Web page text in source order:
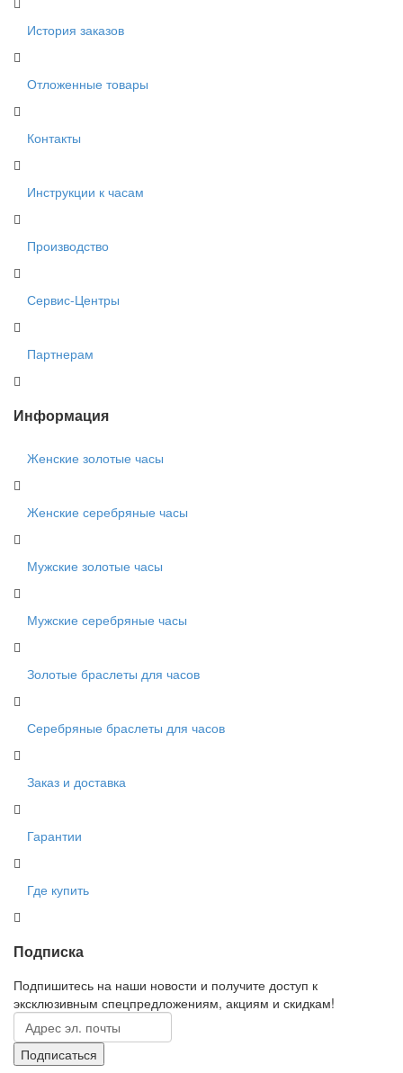
История заказов
Отложенные товары
Контакты
Инструкции к часам
Производство
Сервис-Центры
Партнерам
Информация
Женские золотые часы
Женские серебряные часы
Мужские золотые часы
Мужские серебряные часы
Золотые браслеты для часов
Серебряные браслеты для часов
Заказ и доставка
Гарантии
Где купить
Подписка
Подпишитесь на наши новости и получите доступ к
эксклюзивным спецпредложениям, акциям и скидкам!